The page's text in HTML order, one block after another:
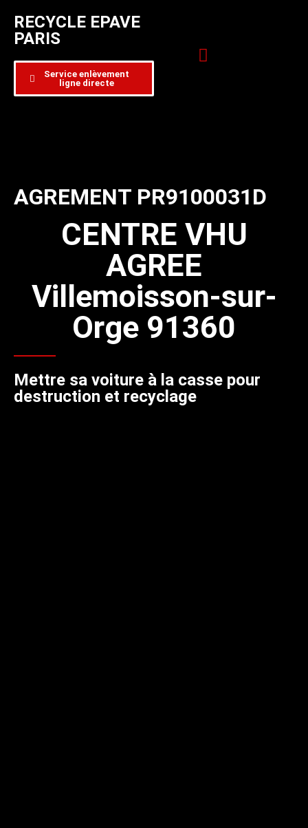
RECYCLE EPAVE
PARIS
Service enlèvement
ligne directe
AGREMENT PR9100031D
CENTRE VHU
AGREE
Villemoisson-sur-
Orge 91360
Mettre sa voiture à la casse pour
destruction et recyclage